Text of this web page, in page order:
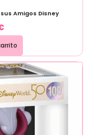
Amigos Disney